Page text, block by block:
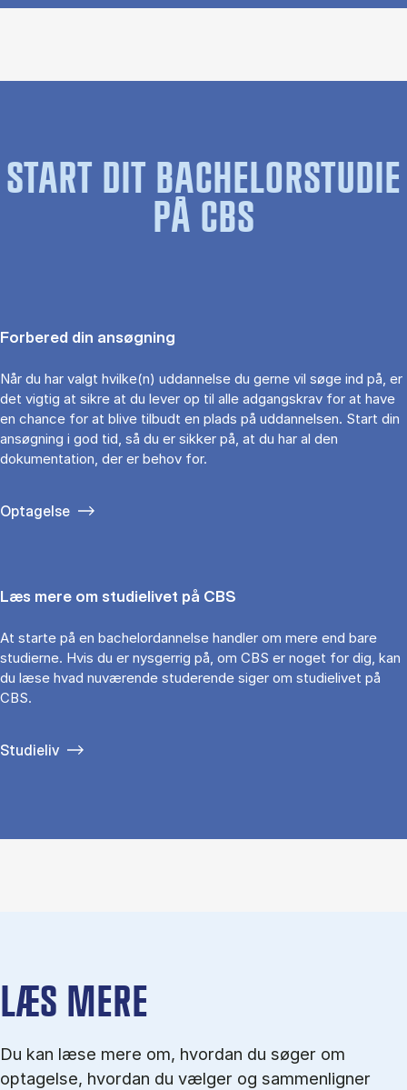
START DIT BACHELORSTUDIE
PÅ CBS
Forbered din ansøgning
Når du har valgt hvilke(n) uddannelse du gerne vil søge ind på, er
det vigtig at sikre at du lever op til alle adgangskrav for at have
en chance for at blive tilbudt en plads på uddannelsen. Start din
ansøgning i god tid, så du er sikker på, at du har al den
dokumentation, der er behov for.
Optagelse
Læs mere om studielivet på CBS
At starte på en bachelordannelse handler om mere end bare
studierne. Hvis du er nysgerrig på, om CBS er noget for dig, kan
du læse hvad nuværende studerende siger om studielivet på
CBS.
Studieliv
LÆS MERE
Du kan læse mere om, hvordan du søger om
optagelse, hvordan du vælger og sammenligner